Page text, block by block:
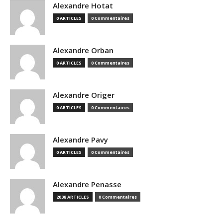
Alexandre Hotat
0 ARTICLES 0 Commentaires
Alexandre Orban
0 ARTICLES 0 Commentaires
Alexandre Origer
0 ARTICLES 0 Commentaires
Alexandre Pavy
0 ARTICLES 0 Commentaires
Alexandre Penasse
2038 ARTICLES 0 Commentaires